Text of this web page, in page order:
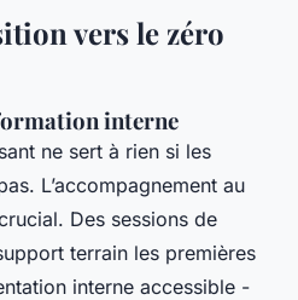
vers le zéro
interne
ne sert à rien si les
L’accompagnement au
Des sessions de
terrain les premières
interne accessible -